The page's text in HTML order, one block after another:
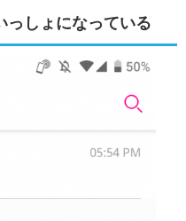
っしょになっている